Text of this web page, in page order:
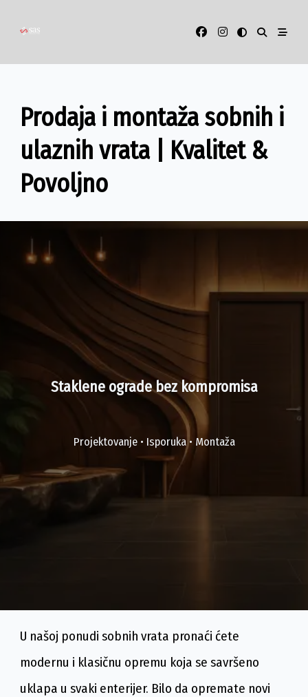
content
Prodaja i montaža sobnih i
ulaznih vrata | Kvalitet &
Povoljno
Staklene ograde bez kompromisa
Projektovanje • Isporuka • Montaža
U našoj ponudi sobnih vrata pronaći ćete
modernu i klasičnu opremu koja se savršeno
uklapa u svaki enterijer. Bilo da opremate novi